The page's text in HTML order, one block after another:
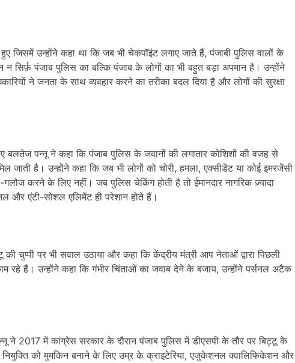
जिसमें उन्होंने कहा था कि जब भी चेकपॉइंट लगाए जाते हैं, पंजाबी पुलिस वालों के
सिर्फ़ पंजाब पुलिस का बल्कि पंजाब के लोगों का भी बहुत बड़ा अपमान है। उन्होंने
ने जनता के साथ व्यवहार करने का तरीका बदल दिया है और लोगों की सुरक्षा
पन्नू ने कहा कि पंजाब पुलिस के जवानों की लगातार कोशिशों की वजह से
जाती है। उन्होंने कहा कि जब भी लोगों को चोरी, हमला, एक्सीडेंट या कोई इमरजेंसी
करने के लिए नहीं। जब पुलिस चेकिंग होती है तो ईमानदार नागरिक ज़्यादा
और एंटी-सोशल एलिमेंट ही परेशान होते हैं।
चुप्पी पर भी सवाल उठाया और कहा कि केंद्रीय मंत्री आप नेताओं द्वारा पिछली
रहे हैं। उन्होंने कहा कि गंभीर चिंताओं का जवाब देने के बजाय, उन्होंने पर्सनल अटैक
ने 2017 में कांग्रेस सरकार के दौरान पंजाब पुलिस में डीएसपी के तौर पर बिट्टू के
इस नियुक्ति को मुमकिन बनाने के लिए उम्र के क्राइटेरिया, एजुकेशनल क्वालिफिकेशन और